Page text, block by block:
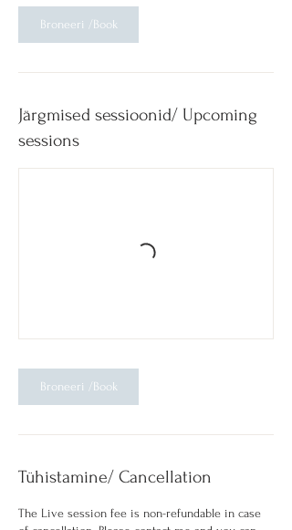
Broneeri /Book
Järgmised sessioonid/ Upcoming
sessions
Broneeri /Book
Tühistamine/ Cancellation
The Live session fee is non-refundable in case